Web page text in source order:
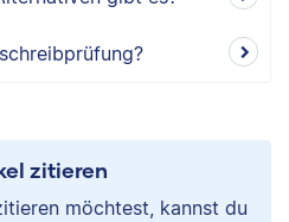
zitieren
möchtest, kannst du